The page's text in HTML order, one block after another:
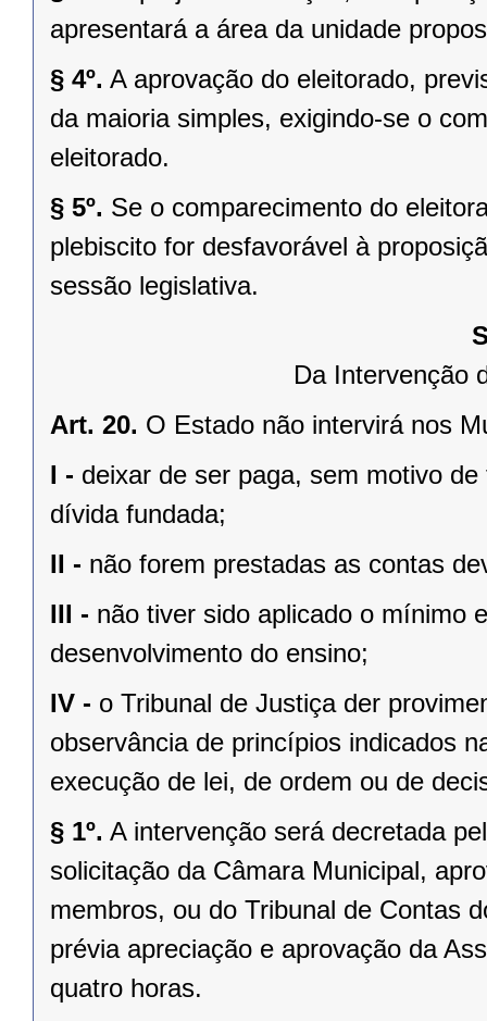
apresentará a área da unidade
§ 4º. A aprovação do eleitorado,
da maioria simples, exigindo-se o
eleitorado.
§ 5º. Se o comparecimento do
plebiscito for desfavorável à
sessão legislativa.
Da Intervenção
Art. 20. O Estado não intervirá nos
I - deixar de ser paga, sem motivo
dívida fundada;
II - não forem prestadas as contas
III - não tiver sido aplicado o mínimo
desenvolvimento do ensino;
IV - o Tribunal de Justiça der
observância de princípios indicados
execução de lei, de ordem ou de
§ 1º. A intervenção será decretada
solicitação da Câmara Municipal,
membros, ou do Tribunal de Contas
prévia apreciação e aprovação da
quatro horas.